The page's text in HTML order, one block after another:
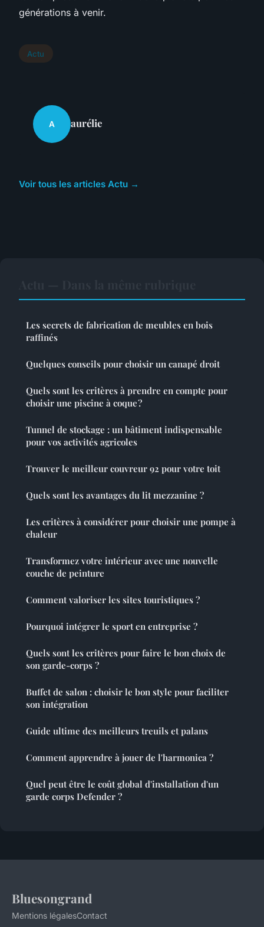
générations à venir.
Actu
A aurélie
Voir tous les articles Actu →
Les secrets de fabrication de meubles en bois
raffinés
Quelques conseils pour choisir un canapé droit
Quels sont les critères à prendre en compte pour
choisir une piscine à coque ?
Tunnel de stockage : un bâtiment indispensable
pour vos activités agricoles
Trouver le meilleur couvreur 92 pour votre toit
Quels sont les avantages du lit mezzanine ?
Les critères à considérer pour choisir une pompe à
chaleur
Transformez votre intérieur avec une nouvelle
couche de peinture
Comment valoriser les sites touristiques ?
Pourquoi intégrer le sport en entreprise ?
Quels sont les critères pour faire le bon choix de
son garde-corps ?
Buffet de salon : choisir le bon style pour faciliter
son intégration
Guide ultime des meilleurs treuils et palans
Comment apprendre à jouer de l'harmonica ?
Quel peut être le coût global d'installation d'un
garde corps Defender ?
Bluesongrand
Mentions légalesContact